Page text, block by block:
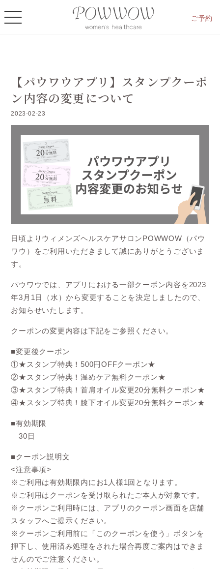
ご予約
【パウワウアプリ】スタンプクーポ
ン内容の変更について
2023-02-23
日頃よりウィメンズヘルスケアサロンPOWWOW（パウ
ワウ）をご利用いただきまして誠にありがとうございま
す。
パウワウでは、アプリにおける一部クーポン内容を2023
年3月1日（水）から変更することを決定しましたので、
お知らせいたします。
クーポンの変更内容は下記をご参照ください。
■変更後クーポン
①★スタンプ特典！500円OFFクーポン★
②★スタンプ特典！温めケア無料クーポン★
③★スタンプ特典！首肩オイル変更20分無料クーポン★
④★スタンプ特典！膝下オイル変更20分無料クーポン★
■有効期限
30日
■クーポン説明文
<注意事項>
※ご利用は有効期限内にお1人様1回となります。
※ご利用はクーポンを受け取られたご本人が対象です。
※クーポンご利用時には、アプリのクーポン画面を店舗
スタッフへご提示ください。
※クーポンご利用前に「このクーポンを使う」ボタンを
押下し、使用済み処理をされた場合再度ご案内はできま
せんのでご注意ください。